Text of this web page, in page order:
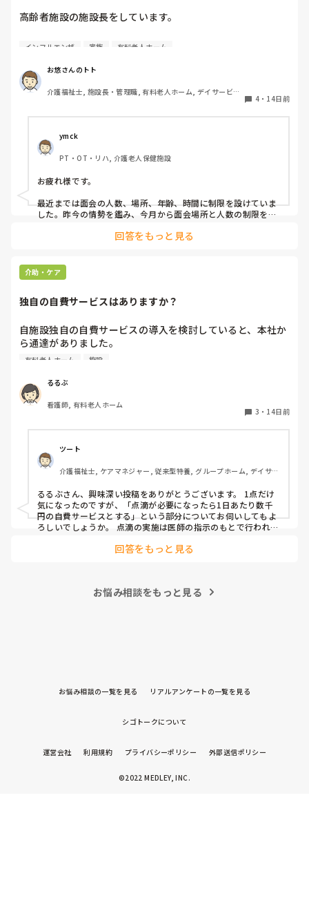
そこで話が終わってしまいます。
利用者の状況もありますし、私の感覚が合わないだけなのか
か？
高齢者施設の施設長をしています。
皆さんが勤務されている施設での面会ルールはどうなってい
インフルやコロナ対策でまだ制限を取っている施設も多くあ
ると思います。
ど病院みたいなルールでされてますか？
自施設も制限は設けてますが、生活の場という事もありあま
り厳しくするのももどかしさを感じてます。
スタッフの意向も無視する訳にもいかないので葛藤が凄いで
す。
インフルエンザ 家族 有料老人ホーム
お悠さんのトト
介護福祉士, 施設長・管理職, 有料老人ホーム, デイサービス,
4・ 14日前
ymck
PT・OT・リハ, 介護老人保健施設
お疲れ様です。
最近までは面会の人数、場所、年齢、時間に制限を設けていま
した。昨今の情勢を鑑み、今月から面会場所と人数の制限を撤
体調不良者がいらっしゃる場合にはご遠慮いただく（場合によ
ります。順次、ご家族からのご意見をもとに緩和を検討する予
定です。
り入れながら、少しずつ調整するしかないかなと感じていま
回答をもっと見る
介助・ケア
独自の自費サービスはありますか？
自施設独自の自費サービスの導入を検討していると、本社か
ら通達がありました。
例えば、点滴が毎日必要になった時に、1日あたり数千円の
利用者さんの負担が増大することは明白ですが、利用者さん
からしたら、自費サービスを払わないと点滴など必要な治療
をしてもらえないという状況になります。
皆さんが働いている施設では、保険外サービスを導入してい
る所はありますか？
また内容と金額が分かれば教えてください。
有料老人ホーム 施設
るるぶ
看護師, 有料老人ホーム
3 ・ 14日前
ツート
介護福祉士, ケアマネジャー, 従来型特養, グループホーム, デイサー
るるぶさん、興味深い投稿をありがとうございます。 1点だけ
気になったのですが、「点滴が必要になったら1日あたり数千
円の自費サービスとする」という部分についてお伺いしてもよ
ろしいでしょうか。 点滴の実施は医師の指示のもとで行われる
ただく」という形にすると、介護保険や医療保険の算定との関
回答をもっと見る
お悩み相談をもっと見る
お悩み相談の一覧を見る リアルアンケートの一覧を見る
シゴトークについて
運営会社 利用規約 プライバシーポリシー 外部送信ポリシー
©2022 MEDLEY, INC.